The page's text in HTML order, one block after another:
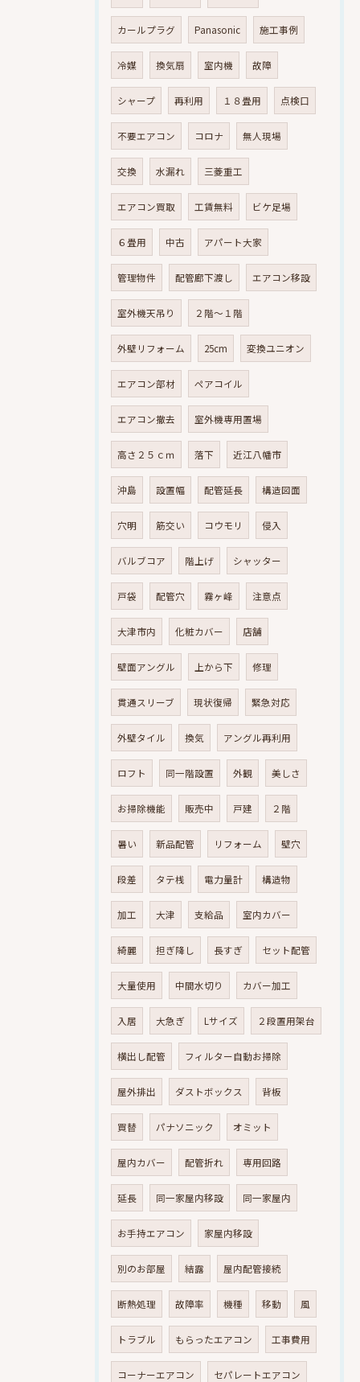
カールプラグ Panasonic 施工事例
冷媒 換気扇 室内機 故障
シャープ 再利用 １８畳用 点検口
不要エアコン コロナ 無人現場
交換 水漏れ 三菱重工
エアコン買取 工賃無料 ビケ足場
６畳用 中古 アパート大家
管理物件 配管廊下渡し エアコン移設
室外機天吊り ２階～１階
外壁リフォーム 25cm 変換ユニオン
エアコン部材 ペアコイル
エアコン撤去 室外機専用置場
高さ２５ｃｍ 落下 近江八幡市
沖島 設置幅 配管延長 構造図面
穴明 筋交い コウモリ 侵入
バルブコア 階上げ シャッター
戸袋 配管穴 霧ヶ峰 注意点
大津市内 化粧カバー 店舗
壁面アングル 上から下 修理
貫通スリーブ 現状復帰 緊急対応
外壁タイル 換気 アングル再利用
ロフト 同一階設置 外観 美しさ
お掃除機能 販売中 戸建 ２階
暑い 新品配管 リフォーム 壁穴
段差 タテ桟 電力量計 構造物
加工 大津 支給品 室内カバー
綺麗 担ぎ降し 長すぎ セット配管
大量使用 中間水切り カバー加工
入居 大急ぎ Lサイズ ２段置用架台
横出し配管 フィルター自動お掃除
屋外排出 ダストボックス 背板
買替 パナソニック オミット
屋内カバー 配管折れ 専用回路
延長 同一家屋内移設 同一家屋内
お手持エアコン 家屋内移設
別のお部屋 結露 屋内配管接続
断熱処理 故障率 機種 移動 風
トラブル もらったエアコン 工事費用
コーナーエアコン セパレートエアコン